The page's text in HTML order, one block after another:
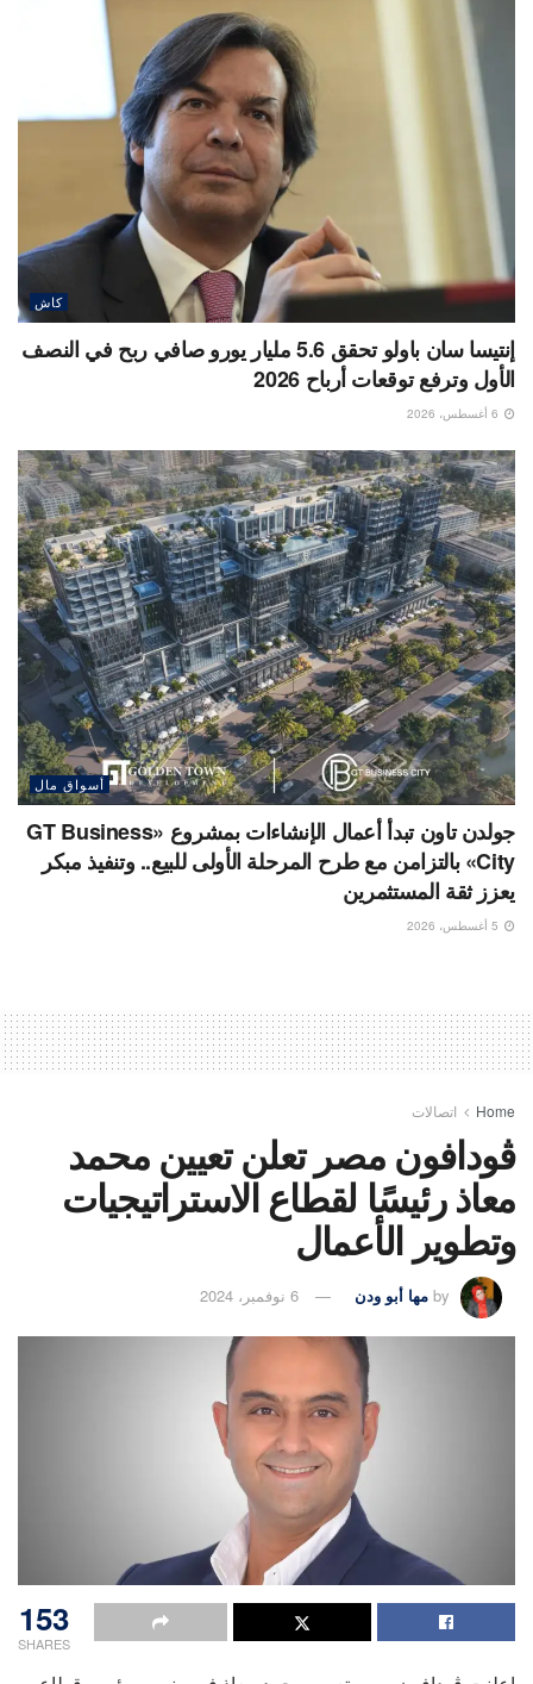
كاش
إنتيسا سان باولو تحقق 5.6 مليار يورو صافي ربح في النصف
الأول وترفع توقعات أرباح 2026
أسواق مال
جولدن تاون تبدأ أعمال الإنشاءات بمشروع «GT Business
City» بالتزامن مع طرح المرحلة الأولى للبيع.. وتنفيذ مبكر
يعزز ثقة المستثمرين
Home اتصالات
ڤودافون مصر تعلن تعيين محمد
معاذ رئيسًا لقطاع الاستراتيجيات
وتطوير الأعمال
by مها أبو ودن 6 نوفمبر، 2024
153
SHARES